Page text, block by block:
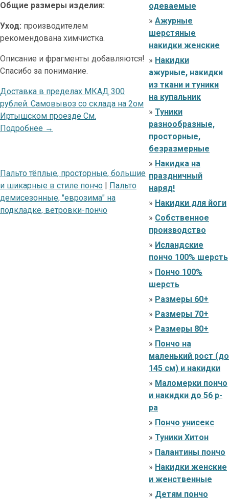
Общие размеры изделия:
Уход: производителем
рекомендована химчистка.
Описание и фрагменты добавляются!
Спасибо за понимание.
Доставка в пределах МКАД 300
рублей. Самовывоз со склада на 2ом
Иртышском проезде См.
Подробнее →
Пальто тёплые, просторные, большие
и шикарные в стиле пончо | Пальто
демисезонные, "еврозима" на
подкладке, ветровки-пончо
одеваемые
» Ажурные
шерстяные
накидки женские
» Накидки
ажурные, накидки
из ткани и туники
на купальник
» Туники
разнообразные,
просторные,
безразмерные
» Накидка на
праздничный
наряд!
» Накидки для йоги
» Собственное
производство
» Исландские
пончо 100% шерсть
» Пончо 100%
шерсть
» Размеры 60+
» Размеры 70+
» Размеры 80+
» Пончо на
маленький рост (до
145 см) и накидки
» Маломерки пончо
и накидки до 56 р-
ра
» Пончо унисекс
» Туники Хитон
» Палантины пончо
» Накидки женские
и женственные
» Детям пончо